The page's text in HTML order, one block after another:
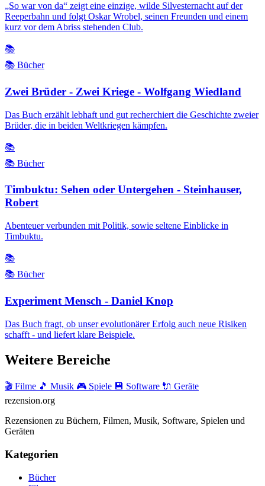
„So war von da“ zeigt eine einzige, wilde Silvesternacht auf der
Reeperbahn und folgt Oskar Wrobel, seinen Freunden und einem
kurz vor dem Abriss stehenden Club.
📚
📚 Bücher
Zwei Brüder - Zwei Kriege - Wolfgang Wiedland
Das Buch erzählt lebhaft und gut recherchiert die Geschichte zweier
Brüder, die in beiden Weltkriegen kämpfen.
📚
📚 Bücher
Timbuktu: Sehen oder Untergehen - Steinhauser,
Robert
Abenteuer verbunden mit Politik, sowie seltene Einblicke in
Timbuktu.
📚
📚 Bücher
Experiment Mensch - Daniel Knop
Das Buch fragt, ob unser evolutionärer Erfolg auch neue Risiken
schafft - und liefert klare Beispiele.
Weitere Bereiche
🎬 Filme 🎵 Musik 🎮 Spiele 💾 Software 🔌 Geräte
rezension.org
Rezensionen zu Büchern, Filmen, Musik, Software, Spielen und
Geräten
Kategorien
Bücher